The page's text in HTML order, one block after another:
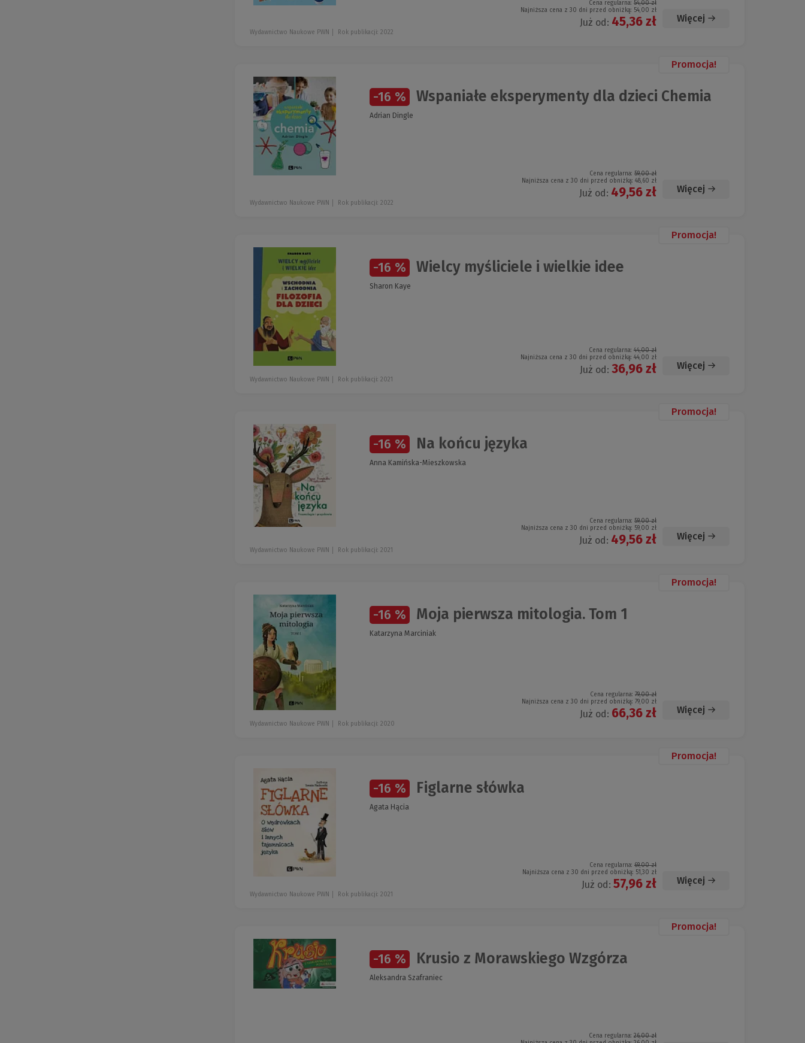
Cena regularna: 54,00 zł
Najniższa cena z 30 dni przed obniżką: 54,00 zł
Już od: 45,36 zł Więcej
Wydawnictwo Naukowe PWN Rok publikacji: 2022
Promocja!
-16 % Wspaniałe eksperymenty dla dzieci Chemia
Adrian Dingle
Cena regularna: 59,00 zł
Najniższa cena z 30 dni przed obniżką: 48,60 zł
Już od: 49,56 zł Więcej
Wydawnictwo Naukowe PWN Rok publikacji: 2022
Promocja!
-16 % Wielcy myśliciele i wielkie idee
Sharon Kaye
Cena regularna: 44,00 zł
Najniższa cena z 30 dni przed obniżką: 44,00 zł
Już od: 36,96 zł Więcej
Wydawnictwo Naukowe PWN Rok publikacji: 2021
Promocja!
-16 % Na końcu języka
Anna Kamińska-Mieszkowska
Cena regularna: 59,00 zł
Najniższa cena z 30 dni przed obniżką: 59,00 zł
Już od: 49,56 zł Więcej
Wydawnictwo Naukowe PWN Rok publikacji: 2021
Promocja!
-16 % Moja pierwsza mitologia. Tom 1
Katarzyna Marciniak
Cena regularna: 79,00 zł
Najniższa cena z 30 dni przed obniżką: 79,00 zł
Już od: 66,36 zł Więcej
Wydawnictwo Naukowe PWN Rok publikacji: 2020
Promocja!
-16 % Figlarne słówka
Agata Hącia
Cena regularna: 69,00 zł
Najniższa cena z 30 dni przed obniżką: 51,30 zł
Już od: 57,96 zł Więcej
Wydawnictwo Naukowe PWN Rok publikacji: 2021
Promocja!
-16 % Krusio z Morawskiego Wzgórza
Aleksandra Szafraniec
Cena regularna: 26,00 zł